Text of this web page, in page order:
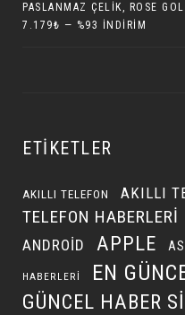
PASLANMAZ ÇELIK, ROSE
7.179₺ — %93 İNDIRIM
ETIKETLER
AKILLI TELEFON AKILLI
TELEFON HABERLERI
ANDROID APPLE
HABERLERI EN
GÜNCEL HABER